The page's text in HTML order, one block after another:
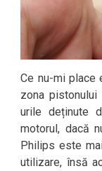
Ce nu-mi place
zona pistonului
urile deținute
motorul, dacă
Philips este
utilizare, însă